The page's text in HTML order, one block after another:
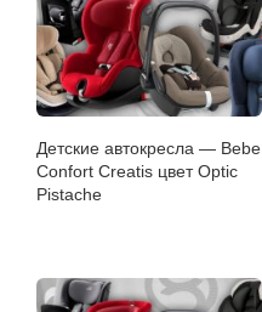
Детские автокресла — Bebe
Confort Creatis цвет Optic
Pistache